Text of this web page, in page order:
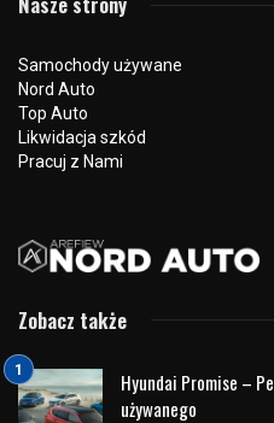
Samochody używane
Nord Auto
Top Auto
Likwidacja szkód
Pracuj z Nami
Zobacz także
Hyundai Promise –
używanego